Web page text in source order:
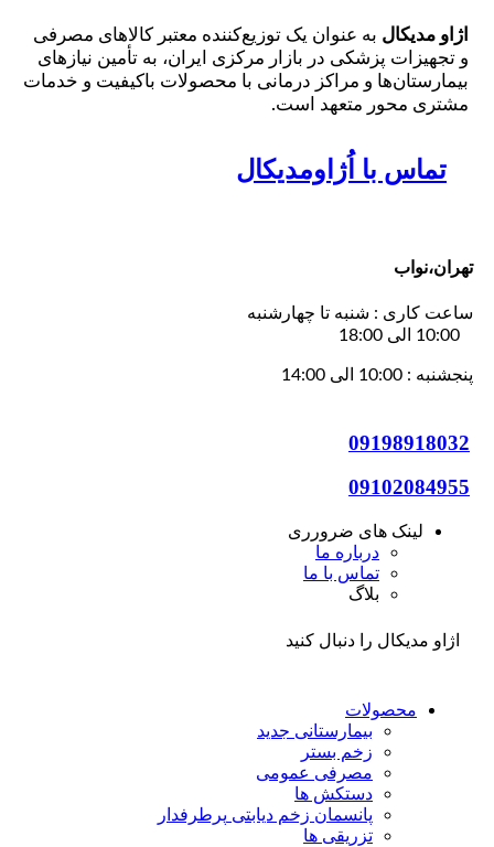
اژاو مدیکال به عنوان یک توزیع‌کننده معتبر کالاهای مصرفی
و تجهیزات پزشکی در بازار مرکزی ایران، به تأمین نیازهای
بیمارستان‌ها و مراکز درمانی با محصولات باکیفیت و خدمات
مشتری محور متعهد است.
تماس با اُژاومدیکال
تهران،نواب
ساعت کاری : شنبه تا چهارشنبه
پنجشنبه : 10:00 الی 14:00
09198918032
09102084955
لینک های ضرورری
درباره ما
تماس با ما
بلاگ
اژاو مدیکال را دنبال کنید
محصولات
بیمارستانی جدید
زخم بستر
مصرفی عمومی
دستکش ها
پانسمان زخم دیابتی پرطرفدار
تزریقی ها